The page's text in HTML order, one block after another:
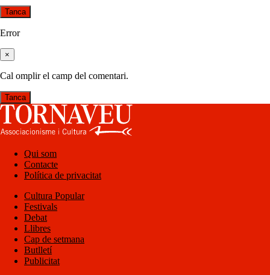
Tanca
Error
×
Cal omplir el camp del comentari.
Tanca
Qui som
Contacte
Política de privacitat
Cultura Popular
Festivals
Debat
Llibres
Cap de setmana
Butlletí
Publicitat